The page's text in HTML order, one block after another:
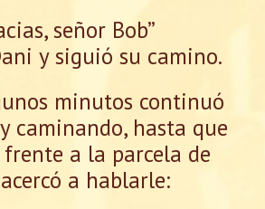
señor Bob”
y siguió su camino.
minutos continuó
caminando, hasta que
a la parcela de
a hablarle: